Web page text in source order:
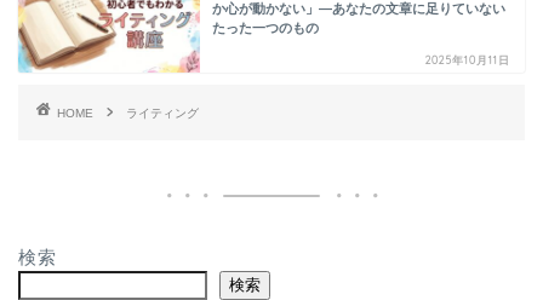
か心が動かない」—あなたの文章に足りていない
たった一つのもの
2025年10月11日
HOME ライティング
検索
検索